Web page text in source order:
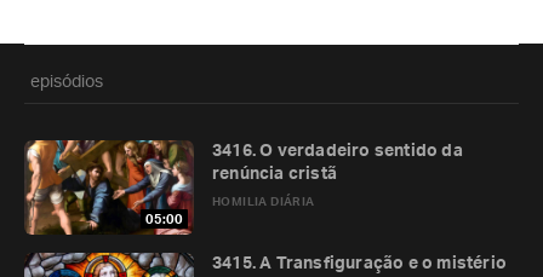
episódios
05:00
HOMILIA DIÁRIA
3416. O verdadeiro sentido da
renúncia cristã
3415. A Transfiguração e o mistério